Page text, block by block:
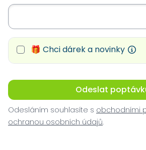
🎁 Chci dárek a novinky
Odeslat
Odesláním souhlasíte s obchodními
ochranou osobních údajů.